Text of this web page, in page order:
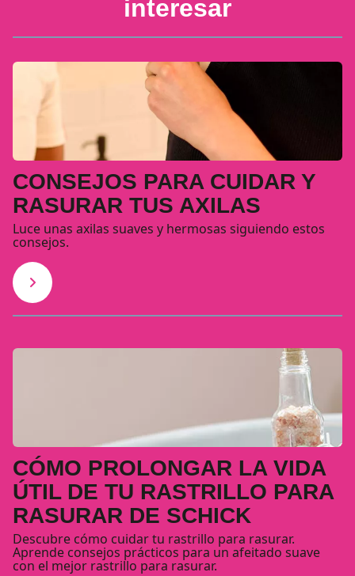
interesar
CONSEJOS PARA CUIDAR Y
RASURAR TUS AXILAS
Luce unas axilas suaves y hermosas siguiendo estos
consejos.
CÓMO PROLONGAR LA VIDA
ÚTIL DE TU RASTRILLO PARA
RASURAR DE SCHICK
Descubre cómo cuidar tu rastrillo para rasurar.
Aprende consejos prácticos para un afeitado suave
con el mejor rastrillo para rasurar.